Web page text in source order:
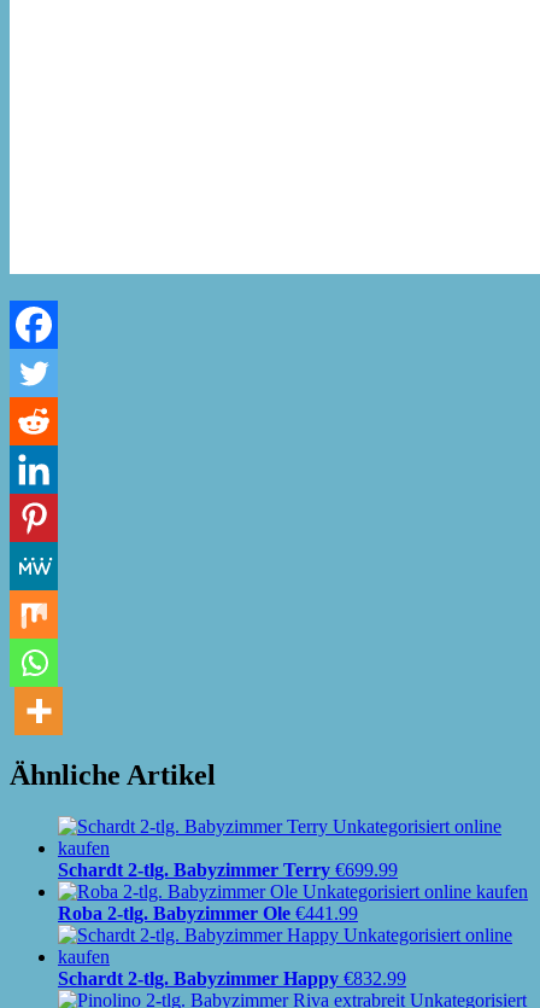
Ähnliche Artikel
Schardt 2-tlg. Babyzimmer Terry €699.99
Roba 2-tlg. Babyzimmer Ole €441.99
Schardt 2-tlg. Babyzimmer Happy €832.99